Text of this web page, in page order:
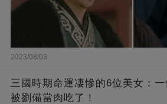
2023/08/03
三國時期命運凄慘的6位美女：
被劉備當肉吃了！